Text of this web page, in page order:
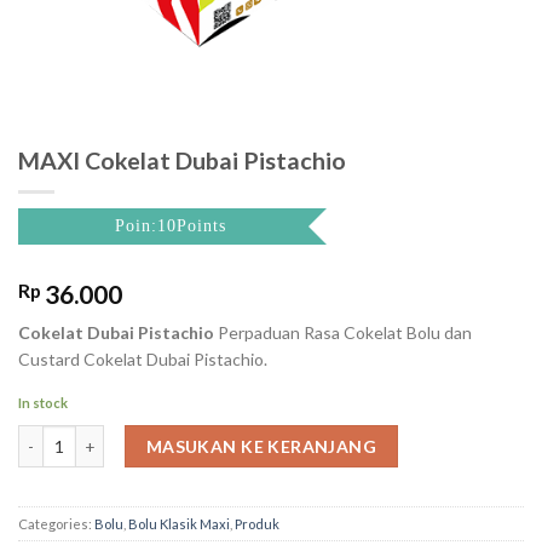
MAXI Cokelat Dubai Pistachio
Poin:10Points
Rp 36.000
Cokelat Dubai Pistachio Perpaduan Rasa Cokelat Bolu dan
Custard Cokelat Dubai Pistachio.
In stock
MASUKAN KE KERANJANG
Categories: Bolu Bolu Klasik Maxi Produk